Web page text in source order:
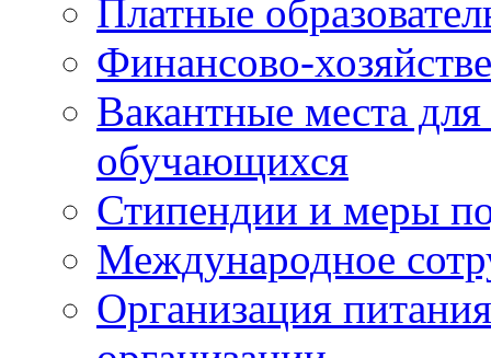
Платные
Финансово-
Вакантные места
обучающихся
Стипендии и меры
Международное
Организация